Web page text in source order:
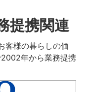
提携関連
客様の暮らしの価
年から業務提携